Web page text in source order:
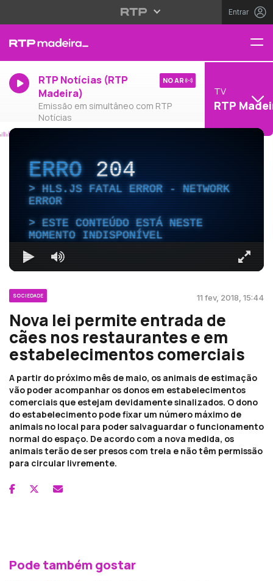
Entrar
RTP Notícias (RTP
Madeira)
Emissão em simultâneo com RTP
Notícias
NO AR
TV
RTP
ERRO204
HLS.JS FATAL ERROR - NETWORK
ERROR
ESTE CONTEÚDO ESTÁ NESTE
MOMENTO INDISPONÍVEL
SOCIEDADE 11 fev, 2018, 15:44
Nova lei permite entrada de
cães nos restaurantes e em
estabelecimentos comerciais
A partir do próximo mês de maio, os animais de estimação
vão poder acompanhar os donos em estabelecimentos
comerciais que estejam devidamente sinalizados. O dono
do estabelecimento pode fixar um número máximo de
animais no local para poder salvaguardar o funcionamento
normal do espaço. De acordo com a nova medida, os
animais terão de ser presos com trela e não têm permissão
para circular livremente.
Pode também gostar